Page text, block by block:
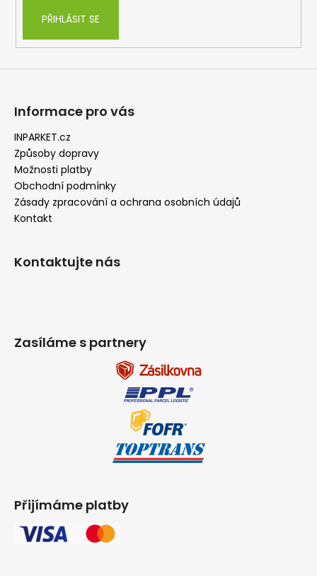
PŘIHLÁSIT SE
Informace pro vás
INPARKET.cz
Způsoby dopravy
Možnosti platby
Obchodní podmínky
Zásady zpracování a ochrana osobních údajů
Kontakt
Kontaktujte nás
Zasíláme s partnery
Přijímáme platby